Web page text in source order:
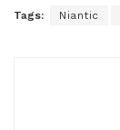
Tags: Niantic